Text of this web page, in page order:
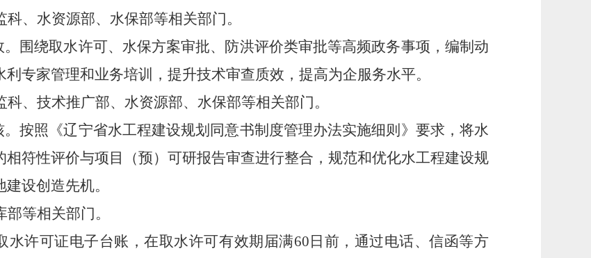
、水资源部、水保部等相关部门。
围绕取水许可、水保方案审批、防洪评价类审批等高频政务事项，编制动
专家管理和业务培训，提升技术审查质效，提高为企服务水平。
、技术推广部、水资源部、水保部等相关部门。
按照《辽宁省水工程建设规划同意书制度管理办法实施细则》要求，将水
符性评价与项目（预）可研报告审查进行整合，规范和优化水工程建设规
设创造先机。
等相关部门。
水许可证电子台账，在取水许可有效期届满60日前，通过电话、信函等方